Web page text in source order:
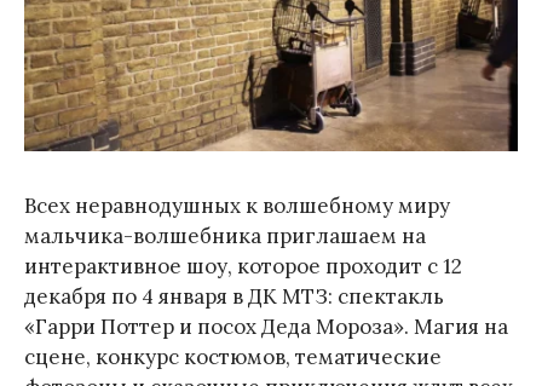
Всех неравнодушных к волшебному миру
мальчика-волшебника приглашаем на
интерактивное шоу, которое проходит с 12
декабря по 4 января в ДК МТЗ: спектакль
«Гарри Поттер и посох Деда Мороза». Магия на
сцене, конкурс костюмов, тематические